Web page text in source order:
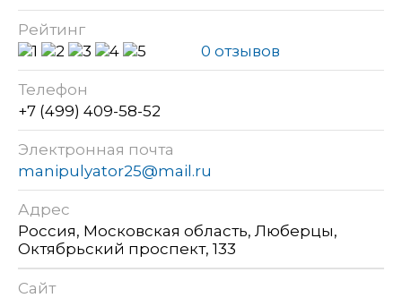
Рейтинг
0 отзывов
Телефон
+7 (499) 409-58-52
Электронная почта
manipulyator25@mail.ru
Адрес
Россия, Московская область, Люберцы,
Октябрьский проспект, 133
Сайт